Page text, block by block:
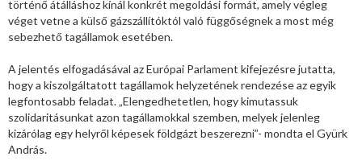
történő átálláshoz kínál konkrét megoldási formát, amely végleg
véget vetne a külső gázszállítóktól való függőségnek a most még
sebezhető tagállamok esetében.
A jelentés elfogadásával az Európai Parlament kifejezésre jutatta,
hogy a kiszolgáltatott tagállamok helyzetének rendezése az egyik
legfontosabb feladat. „Elengedhetetlen, hogy kimutassuk
szolidaritásunkat azon tagállamokkal szemben, melyek jelenleg
kizárólag egy helyről képesek földgázt beszerezni”- mondta el Gyürk
András.